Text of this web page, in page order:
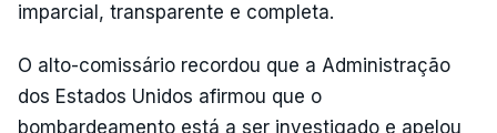
imparcial, transparente e completa.
O alto-comissário recordou que a Administração
dos Estados Unidos afirmou que o
bombardeamento está a ser investigado e apelou